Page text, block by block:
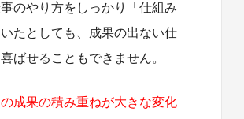
のやり方をしっかり「仕組み
たとしても、成果の出ない仕
ばせることもできません。
成果の積み重ねが大きな変化